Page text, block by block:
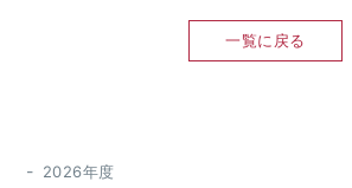
一覧に戻る
2026年度